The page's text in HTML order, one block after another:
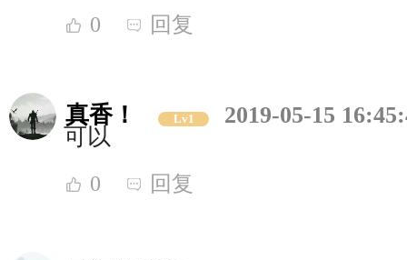
0 回复
真香！ Lv1
2019-05-15
可以
0 回复